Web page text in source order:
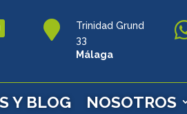

Trinidad Grund
33
Málaga
Y BLOG NOSOTROS